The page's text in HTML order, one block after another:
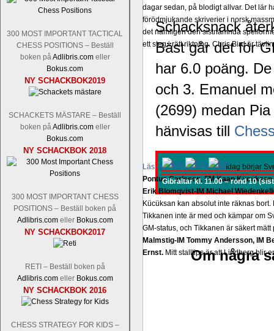
300 MOST IMPORTANT TACTICAL
CHESS POSITIONS – Beställ
boken påAdlibris.comeller
Bokus.com
NY SCHACKBOK2019
SCHACKETS MÄSTARE – Beställ
boken påAdlibris.comeller
Bokus.com
NY SCHACKBOK 2018
300 MOST IMPORTANT CHESS
POSITIONS – Beställ boken på
Adlibris.comeller Bokus.com
NY SCHACKBOK2017
RETI – Beställ boken på
Adlibris.comeller Bokus.com
NY SCHACKBOK 2016
CHESS STRATEGY FOR KIDS –
dagar sedan, på blodigt allvar. Det lär
förödmjukande skriverier i norsk
det nämligen den sistnämnda
ett steg i rätt riktning. Chris Bird är
Läs de 3 kommentarernaIdag börjar
Pontus Carlsson, FM Kaan
Erik Blomqvist-IM Michael
Kücüksan kan absolut inte räknas
Tikkanen inte är med och kämpar om
GM-status, och Tikkanen är säkert
Malmstig-IM Tommy Andersson, IM
Ernst. Mitt stalltips är att Lindberg blir
Schacksnack
Bäst går det för
har 6.0 poäng.
och 3. Emanuel
(2699) medan
hänvisas till
Gibraltar kl. 11.00 – rond 10
Om några